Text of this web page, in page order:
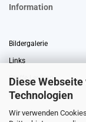
Diese
Technologien
Wir verwenden
Information
Bildergalerie
Links
Stoffe Lexikon
Über uns
Gewerberabatt